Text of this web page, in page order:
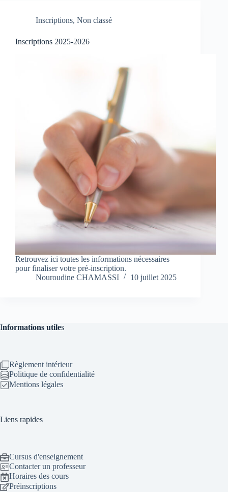
Inscriptions, Non classé
Inscriptions 2025-2026
Retrouvez ici toutes les informations nécessaires
pour finaliser votre pré-inscription.
Nouroudine CHAMASSI
10 juillet 2025
Informations utiles
Règlement intérieur
Politique de confidentialité
Mentions légales
Liens rapides
Cursus d'enseignement
Contacter un professeur
Horaires des cours
Préinscriptions